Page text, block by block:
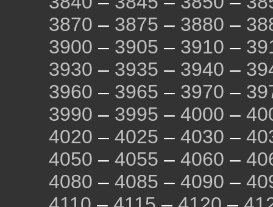
3870 – 3875 – 3880 –
3900 – 3905 – 3910 –
3930 – 3935 – 3940 –
3960 – 3965 – 3970 –
3990 – 3995 – 4000 –
4020 – 4025 – 4030 –
4050 – 4055 – 4060 –
4080 – 4085 – 4090 –